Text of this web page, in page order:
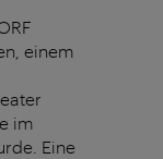
einem
im
Eine